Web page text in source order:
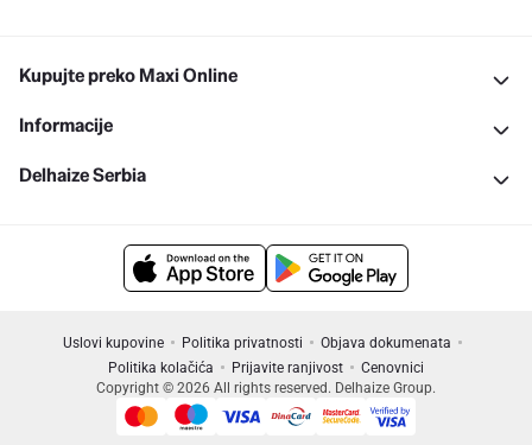
Kupujte preko Maxi Online
Informacije
Delhaize Serbia
Uslovi kupovine Politika privatnosti
Objava dokumenata
Politika kolačića
Prijavite ranjivost
Cenovnici
Copyright © 2026 All rights reserved. Delhaize Group.